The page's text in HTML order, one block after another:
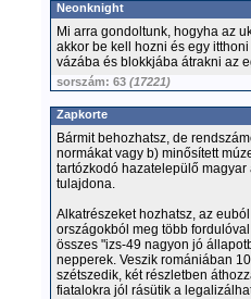
Neonknight
Mi arra gondoltunk, hogyha az
akkor be kell hozni és egy
vázába és blokkjába átrakni az
sorszám: 63 (17221)
Zapkorte
Bármit behozhatsz, de
normákat vagy b) minősített
tartózkodó hazatelepülő
tulajdona.
Alkatrészeket hozhatsz, az
országokból meg több
összes "izs-49 nagyon jó
nepperek. Veszik romániában
szétszedik, két részletben
fiatalokra jól rásütik a